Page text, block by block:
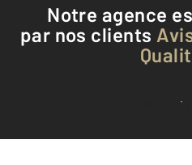
Notre agence
par nos clients
Voir tous les